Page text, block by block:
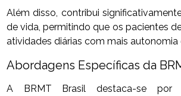
Além disso, contribui
de vida, permitindo que os pacientes
atividades diárias com mais autonomia
Abordagens Específicas da
A BRMT Brasil destaca-se por